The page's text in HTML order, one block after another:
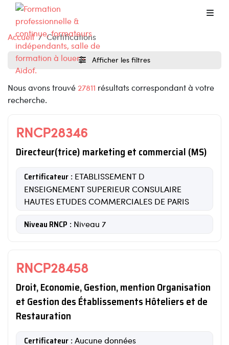
Accueil Certifications
Afficher les filtres
Nous avons trouvé 27811 résultats correspondant à votre
recherche.
RNCP28346
Directeur(trice) marketing et commercial (MS)
Certificateur : ETABLISSEMENT D
ENSEIGNEMENT SUPERIEUR CONSULAIRE
HAUTES ETUDES COMMERCIALES DE PARIS
Niveau RNCP : Niveau 7
RNCP28458
Droit, Economie, Gestion, mention Organisation
et Gestion des Établissements Hôteliers et de
Restauration
Certificateur : Aucune données